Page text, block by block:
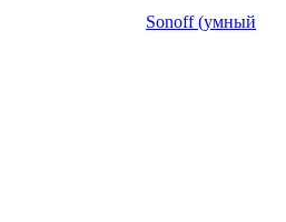
Sonoff (умный